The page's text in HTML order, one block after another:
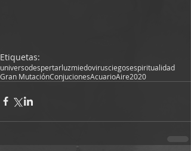
Etiquetas:
universodespertarluzmiedovirusciegosespiritualidad
Gran MutaciónConjucionesAcuarioAire2020